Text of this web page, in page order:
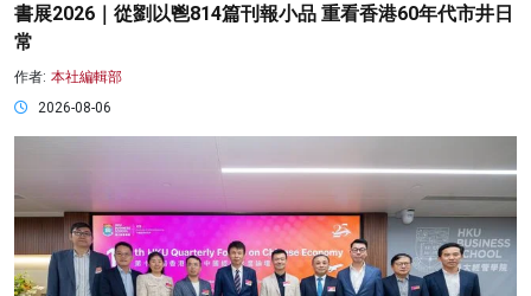
書展2026｜從劉以鬯814篇刊報小品 重看香港60年代市井日
常
作者: 本社編輯部
2026-08-06